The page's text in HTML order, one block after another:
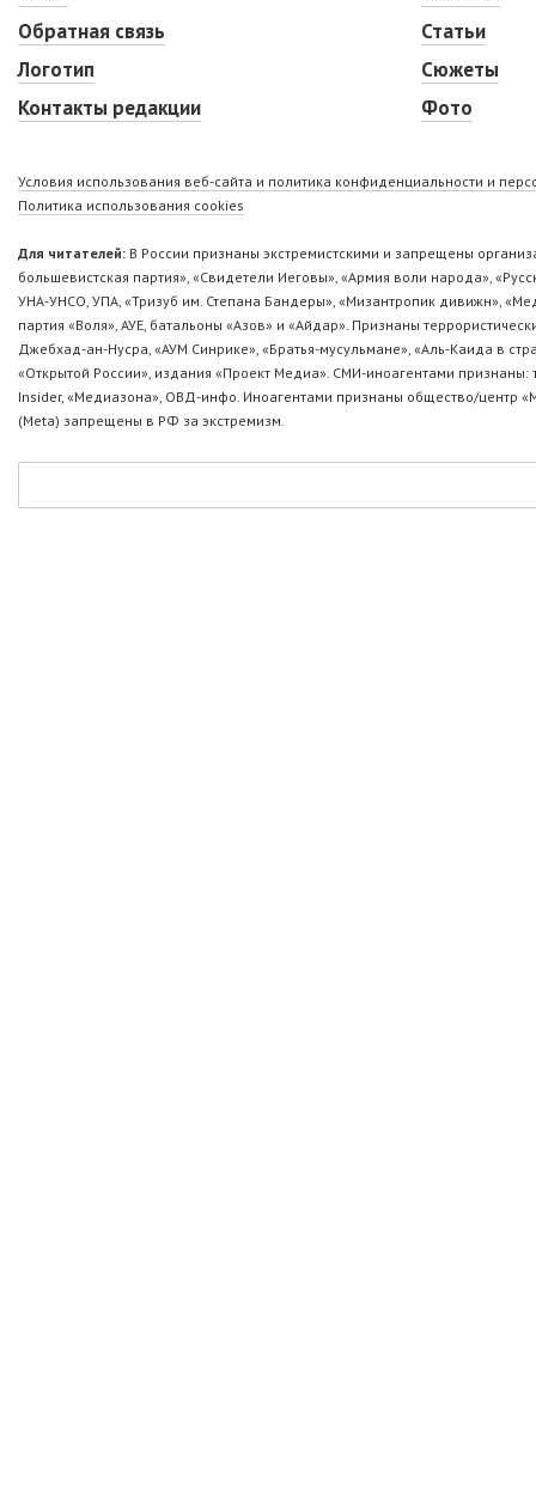
Обратная связь
Логотип
Контакты редакции
Статьи
Сюжеты
Фото
Условия использования веб-сайта и политика конфиденциальности и
Политика использования cookies
Для читателей: В России признаны экстремистскими и запрещены
большевистская партия», «Свидетели Иеговы», «Армия воли народа»,
УНА-УНСО, УПА, «Тризуб им. Степана Бандеры», «Мизантропик дивижн»,
партия «Воля», АУЕ, батальоны «Азов» и «Айдар». Признаны
Джебхад-ан-Нусра, «АУМ Синрике», «Братья-мусульмане», «Аль-Каида в
«Открытой России», издания «Проект Медиа». СМИ-иноагентами
Insider, «Медиазона», ОВД-инфо. Иноагентами признаны общество/центр
(Metа) запрещены в РФ за экстремизм.